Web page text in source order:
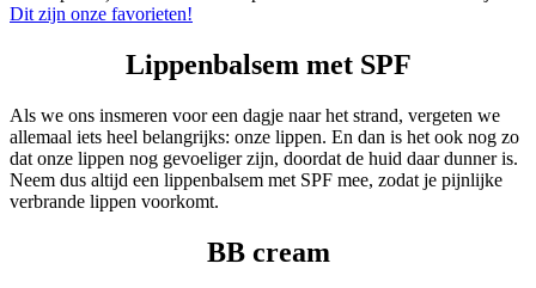
Dit zijn onze favorieten!
Lippenbalsem met SPF
Als we ons insmeren voor een dagje naar het strand, vergeten we
allemaal iets heel belangrijks: onze lippen. En dan is het ook nog zo
dat onze lippen nog gevoeliger zijn, doordat de huid daar dunner is.
Neem dus altijd een lippenbalsem met SPF mee, zodat je pijnlijke
verbrande lippen voorkomt.
BB cream